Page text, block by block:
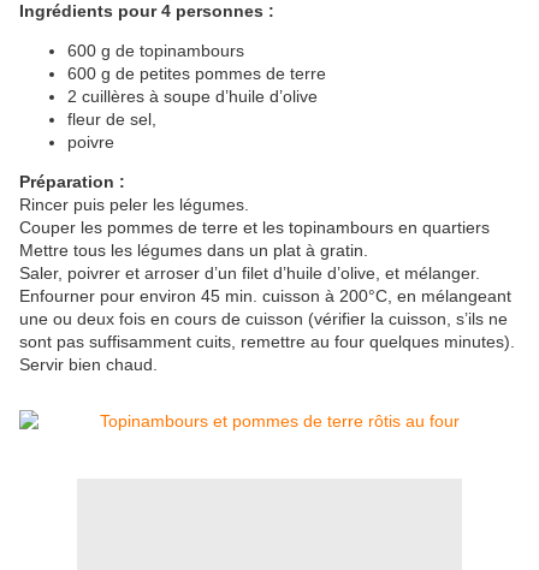
Ingrédients pour 4 personnes :
600 g de topinambours
600 g de petites pommes de terre
2 cuillères à soupe d’huile d’olive
fleur de sel,
poivre
Préparation :
Rincer puis peler les légumes.
Couper les pommes de terre et les topinambours en quartiers
Mettre tous les légumes dans un plat à gratin.
Saler, poivrer et arroser d’un filet d’huile d’olive, et mélanger.
Enfourner pour environ 45 min. cuisson à 200°C, en mélangeant
une ou deux fois en cours de cuisson (vérifier la cuisson, s’ils ne
sont pas suffisamment cuits, remettre au four quelques minutes).
Servir bien chaud.